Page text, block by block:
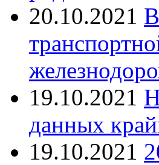
20.10.2021
19.10.2021
данных
19.10.2021